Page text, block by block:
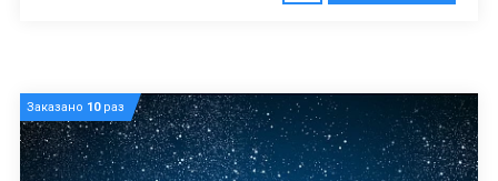
Заказано 10раз